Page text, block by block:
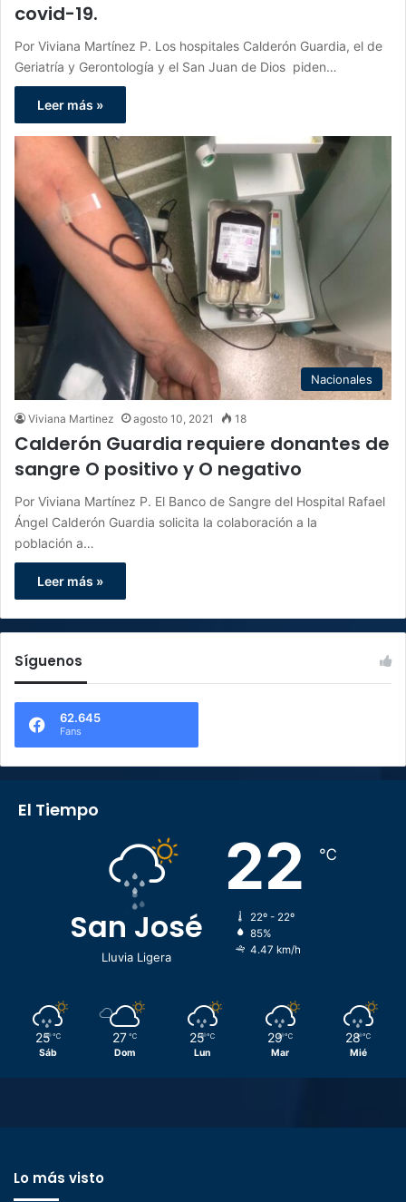
covid-19.
Por Viviana Martínez P. Los hospitales Calderón Guardia, el de
Geriatría y Gerontología y el San Juan de Dios piden…
Leer más »
Nacionales
Viviana Martinez agosto 10, 2021 18
Calderón Guardia requiere donantes de
sangre O positivo y O negativo
Por Viviana Martínez P. El Banco de Sangre del Hospital Rafael
Ángel Calderón Guardia solicita la colaboración a la
población a…
Leer más »
Síguenos
62.645
Fans
El Tiempo
San José
Lluvia Ligera
22 ℃
22º - 22º
85%
4.47 km/h
25 ℃
Sáb
27 ℃
Dom
25 ℃
Lun
29 ℃
Mar
28 ℃
Mié
Lo más visto